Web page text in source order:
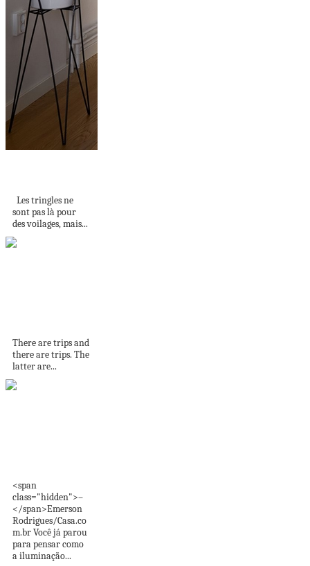
Les tringles ne
sont pas là pour
des voilages, mais...
There are trips and
there are trips. The
latter are...
<span
class="hidden">–
</span>Emerson
Rodrigues/Casa.co
m.br Você já parou
para pensar como
a iluminação...